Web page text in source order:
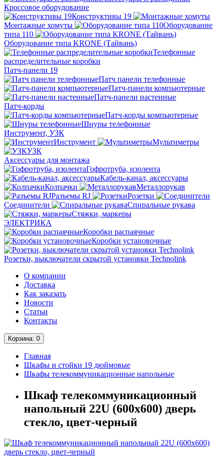
Кроссовое оборудование
Конструктивы 19
Монтажные хомуты
Оборудование
типа 110
Оборудование типа KRONE (Тайвань)
Телефонные
распределительные коробки
Патч-панели 19
Патч панели телефонные
Патч-панели компьютерные
Патч-панели настенные
Патч-корды
Патч-корды компьютерные
Шнуры телефонные
Инструмент, УЗК
Инструмент
Мультиметры
УЗК
Аксессуары для монтажа
Гофротруба, изолента
Кабель-канал, аксессуары
Колпачки
Металлорукав
Разъемы RJ
Розетки
Соединители
Спиральные рукава
Стяжки, маркеры
ЭЛЕКТРИКА
Коробки распаячные
Коробки установочные
Розетки, выключатели скрытой установки Technolink
О компании
Доставка
Как заказать
Новости
Статьи
Контакты
Корзина: 0
Главная
Шкафы и стойки 19 дюймовые
Шкафы телекоммуникационные напольные
Шкаф телекоммуникационный
напольный 22U (600х600) дверь
стекло, цвет-черный